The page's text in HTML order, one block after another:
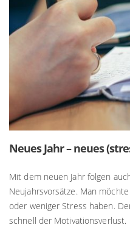
Neues Jahr – neues
Mit dem neuen Jahr folgen
Neujahrsvorsätze. Man
oder weniger Stress haben.
schnell der Motivationsverlust.